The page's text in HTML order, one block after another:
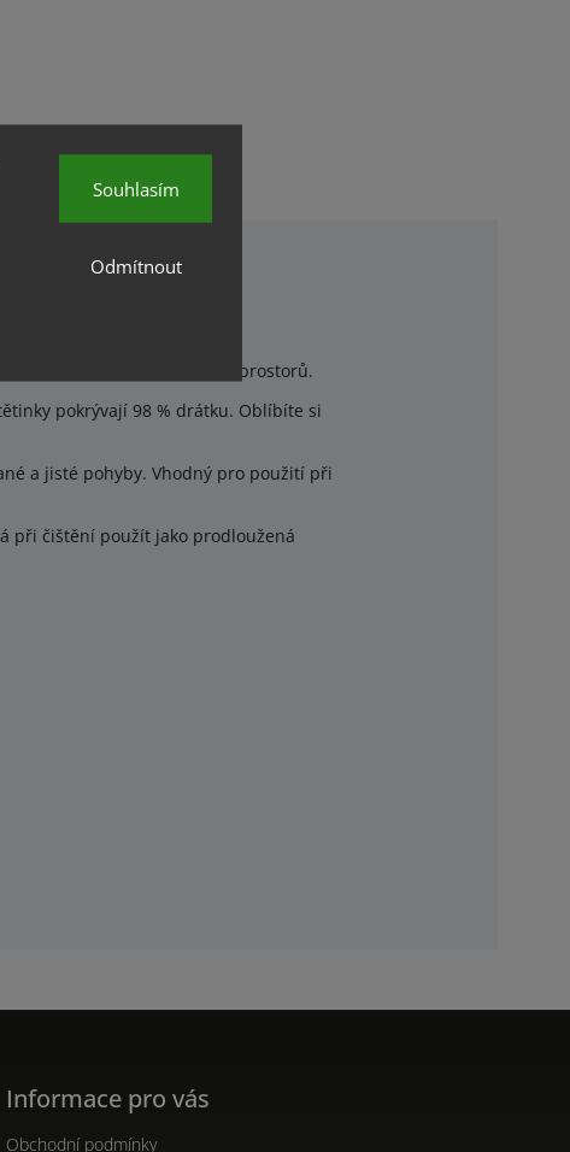
Odmítnout
Souhlasím
zavádí do mezizubních prostorů.
pokrývají 98 % drátku. Oblíbíte si
a jisté pohyby. Vhodný pro použití při
při čištění použít jako prodloužená
Informace pro vás
Obchodní podmínky